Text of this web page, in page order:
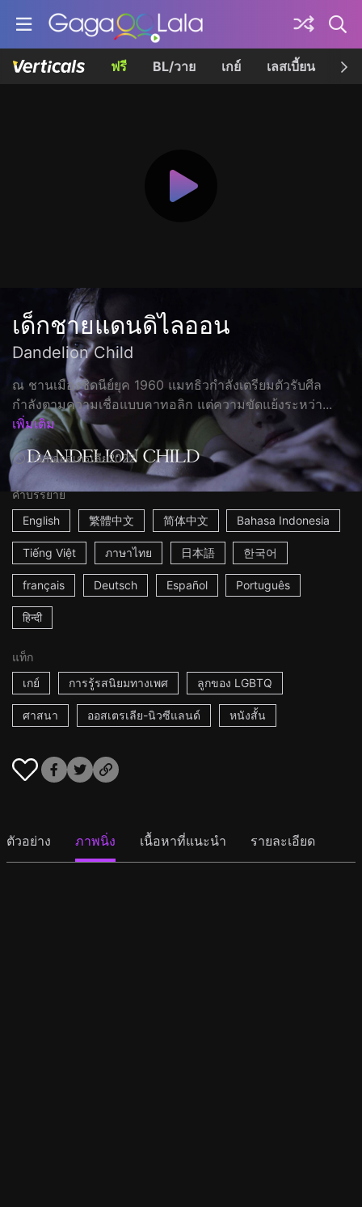
ฟรี BL/วาย เกย์ เลสเบี้ยน เค
เด็กชายแดนดิไลออน
Dandelion Child
ณ ชานเมืองซิดนีย์ยุค 1960 แมทธิวกำลังเตรียมตัวรับศีล
กำลังตามความเชื่อแบบคาทอลิก แต่ความขัดแย้งระหว่า...
เพิ่มเติม
15mออสเตรเลีย2022
คำบรรยาย
English
繁體中文 简体中文 Bahasa Indonesia
Tiếng Việt ภาษาไทย 日本語 한국어
français Deutsch Español Português
हिन्दी
แท็ก
เกย์
การรู้รสนิยมทางเพศ ลูกของ LGBTQ
ศาสนา ออสเตรเลีย-นิวซีแลนด์ หนังสั้น
ตัวอย่าง ภาพนิ่ง เนื้อหาที่แนะนำ รายละเอียด